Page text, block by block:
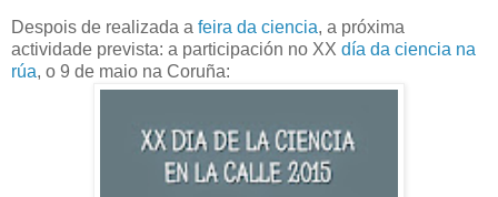
Despois de realizada a feira da ciencia, a próxima
actividade prevista: a participación no XX día da ciencia na
rúa, o 9 de maio na Coruña: